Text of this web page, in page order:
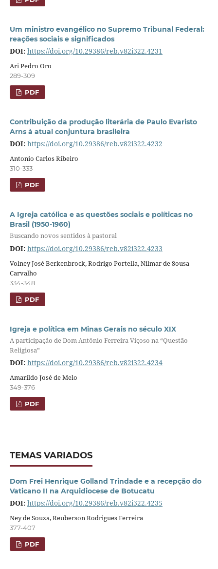
Um ministro evangélico no Supremo Tribunal Federal:
reações sociais e significados
DOI: https://doi.org/10.29386/reb.v82i322.4231
Ari Pedro Oro
289-309
PDF
Contribuição da produção literária de Paulo Evaristo
Arns à atual conjuntura brasileira
DOI: https://doi.org/10.29386/reb.v82i322.4232
Antonio Carlos Ribeiro
310-333
PDF
A Igreja católica e as questões sociais e políticas no
Brasil (1950-1960)
Buscando novos sentidos à pastoral
DOI: https://doi.org/10.29386/reb.v82i322.4233
Volney José Berkenbrock, Rodrigo Portella, Nilmar de Sousa
Carvalho
334-348
PDF
Igreja e política em Minas Gerais no século XIX
A participação de Dom Antônio Ferreira Viçoso na “Questão
Religiosa”
DOI: https://doi.org/10.29386/reb.v82i322.4234
Amarildo José de Melo
349-376
PDF
TEMAS VARIADOS
Dom Frei Henrique Golland Trindade e a recepção do
Vaticano II na Arquidiocese de Botucatu
DOI: https://doi.org/10.29386/reb.v82i322.4235
Ney de Souza, Reuberson Rodrigues Ferreira
377-407
PDF